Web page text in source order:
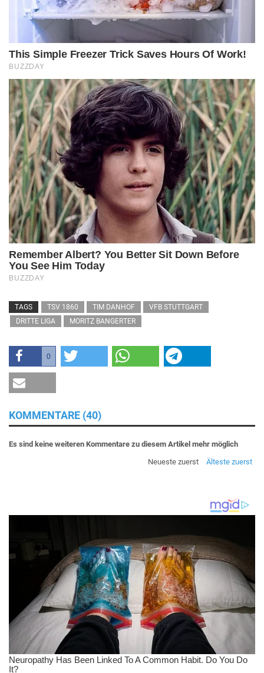
TAGS TSV 1860 TIM DANHOF
VFB STUTTGART
DRITTE LIGA
MORITZ BANGERTER
0
KOMMENTARE (40)
Es sind keine weiteren Kommentare zu diesem Artikel mehr möglich
Neueste zuerst
Älteste zuerst